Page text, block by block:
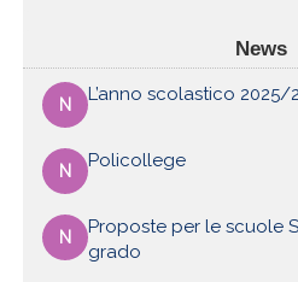
News
N L’anno scolastico 2025/
N Policollege
N
Proposte per le scuole
grado